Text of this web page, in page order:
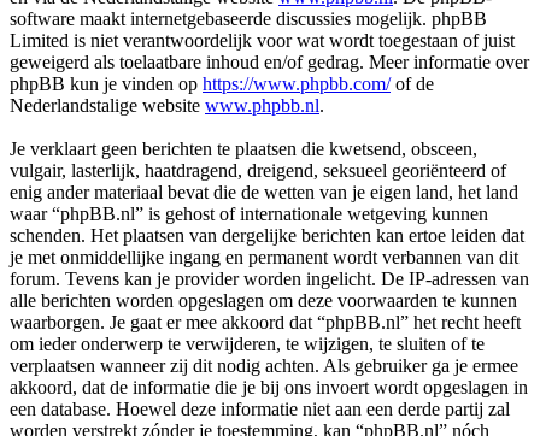
software maakt internetgebaseerde discussies mogelijk. phpBB
Limited is niet verantwoordelijk voor wat wordt toegestaan of juist
geweigerd als toelaatbare inhoud en/of gedrag. Meer informatie over
phpBB kun je vinden op https://www.phpbb.com/of de
Nederlandstalige website www.phpbb.nl.
Je verklaart geen berichten te plaatsen die kwetsend, obsceen,
vulgair, lasterlijk, haatdragend, dreigend, seksueel georiënteerd of
enig ander materiaal bevat die de wetten van je eigen land, het land
waar “phpBB.nl” is gehost of internationale wetgeving kunnen
schenden. Het plaatsen van dergelijke berichten kan ertoe leiden dat
je met onmiddellijke ingang en permanent wordt verbannen van dit
forum. Tevens kan je provider worden ingelicht. De IP-adressen van
alle berichten worden opgeslagen om deze voorwaarden te kunnen
waarborgen. Je gaat er mee akkoord dat “phpBB.nl” het recht heeft
om ieder onderwerp te verwijderen, te wijzigen, te sluiten of te
verplaatsen wanneer zij dit nodig achten. Als gebruiker ga je ermee
akkoord, dat de informatie die je bij ons invoert wordt opgeslagen in
een database. Hoewel deze informatie niet aan een derde partij zal
worden verstrekt zónder je toestemming, kan “phpBB.nl” nóch